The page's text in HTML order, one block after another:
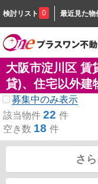
検討リスト 0 最近見た物
大阪市淀川区 賃
貸)、住宅以外建
募集中のみ表示
該当物件 22 件
空き数 18 件
さ